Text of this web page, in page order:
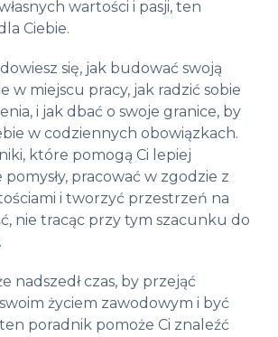
wartości i pasji, ten
Ciebie.
się, jak budować swoją
w miejscu pracy, jak radzić sobie
i jak dbać o swoje granice, by
w codziennych obowiązkach.
które pomogą Ci lepiej
pomysły, pracować w zgodzie z
i tworzyć przestrzeń na
nie tracąc przy tym szacunku do
nadszedł czas, by przejąć
życiem zawodowym i być
poradnik pomoże Ci znaleźć